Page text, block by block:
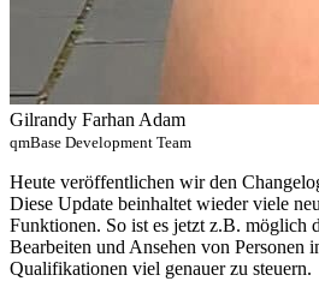
Gilrandy Farhan Adam
qmBase Development Team
Heute veröffentlichen wir den
Diese Update beinhaltet wieder viele
Funktionen. So ist es jetzt z.B. möglich
Bearbeiten und Ansehen von Personen
Qualifikationen viel genauer zu steuern.